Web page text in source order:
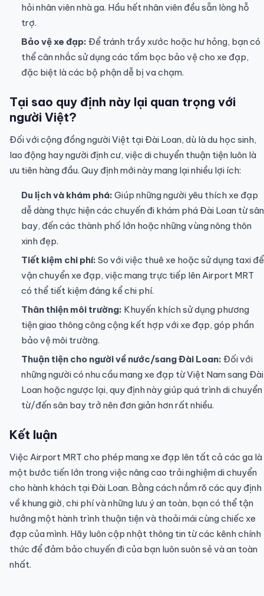
hỏi nhân viên nhà ga. Hầu hết nhân viên đều sẵn lòng hỗ
trợ.
Bảo vệ xe đạp: Để tránh trầy xước hoặc hư hỏng, bạn có
thể cân nhắc sử dụng các tấm bọc bảo vệ cho xe đạp,
đặc biệt là các bộ phận dễ bị va chạm.
Tại sao quy định này lại quan trọng với
người Việt?
Đối với cộng đồng người Việt tại Đài Loan, dù là du học sinh,
lao động hay người định cư, việc di chuyển thuận tiện luôn là
ưu tiên hàng đầu. Quy định mới này mang lại nhiều lợi ích:
Du lịch và khám phá: Giúp những người yêu thích xe đạp
dễ dàng thực hiện các chuyến đi khám phá Đài Loan từ sân
bay, đến các thành phố lớn hoặc những vùng nông thôn
xinh đẹp.
Tiết kiệm chi phí: So với việc thuê xe hoặc sử dụng taxi để
vận chuyển xe đạp, việc mang trực tiếp lên Airport MRT
có thể tiết kiệm đáng kể chi phí.
Thân thiện môi trường: Khuyến khích sử dụng phương
tiện giao thông công cộng kết hợp với xe đạp, góp phần
bảo vệ môi trường.
Thuận tiện cho người về nước/sang Đài Loan: Đối với
những người có nhu cầu mang xe đạp từ Việt Nam sang Đài
Loan hoặc ngược lại, quy định này giúp quá trình di chuyển
từ/đến sân bay trở nên đơn giản hơn rất nhiều.
Kết luận
Việc Airport MRT cho phép mang xe đạp lên tất cả các ga là
một bước tiến lớn trong việc nâng cao trải nghiệm di chuyển
cho hành khách tại Đài Loan. Bằng cách nắm rõ các quy định
về khung giờ, chi phí và những lưu ý an toàn, bạn có thể tận
hưởng một hành trình thuận tiện và thoải mái cùng chiếc xe
đạp của mình. Hãy luôn cập nhật thông tin từ các kênh chính
thức để đảm bảo chuyến đi của bạn luôn suôn sẻ và an toàn
nhất.